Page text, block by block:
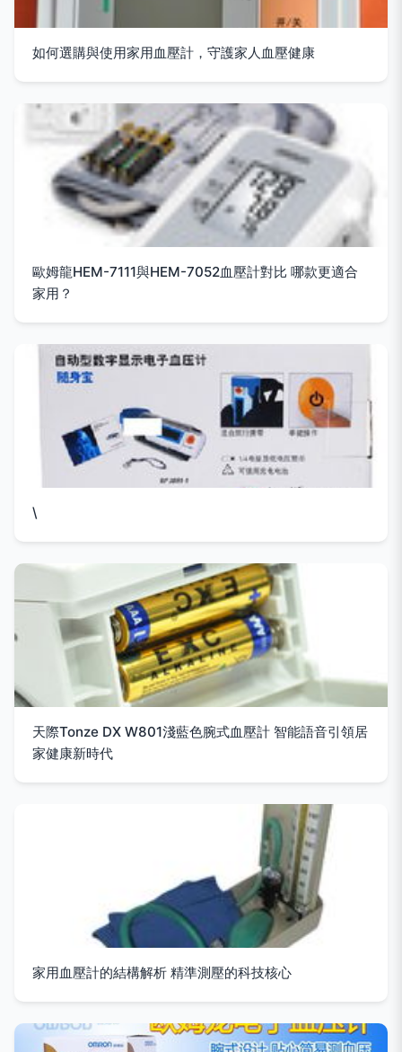
如何選購與使用家用血壓計，守護家人血壓健康
歐姆龍HEM-7111與HEM-7052血壓計對比 哪款更適合
家用？
\
天際Tonze DX W801淺藍色腕式血壓計 智能語音引領居
家健康新時代
家用血壓計的結構解析 精準測壓的科技核心